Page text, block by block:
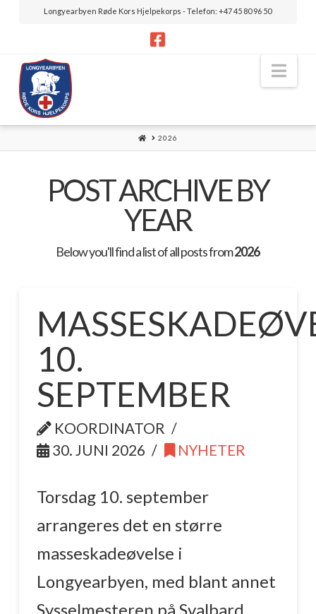
Longyearbyen Røde Kors Hjelpekorps - Telefon: +47 45 80 96 50
HOME
2026
POST ARCHIVE BY
YEAR
Below you'll find a list of all posts from2026
10.
SEPTEMBER
KOORDINATOR
30. JUNI 2026
NYHETER
Torsdag 10. september
arrangeres det en større
masseskadeøvelse i
Longyearbyen, med blant annet
Sysselmesteren på Svalbard,